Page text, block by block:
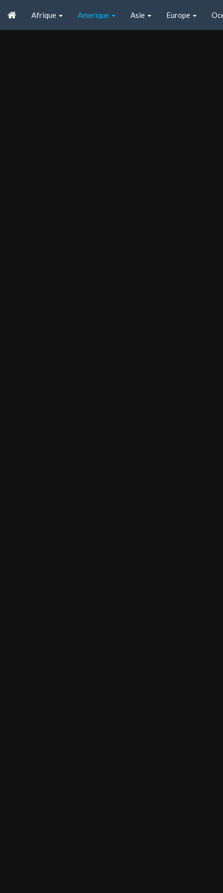
Afrique Amerique Asie Europe